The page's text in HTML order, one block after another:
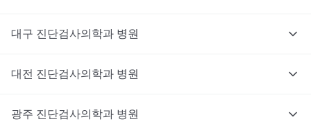
대구 진단검사의학과 병원
대전 진단검사의학과 병원
광주 진단검사의학과 병원